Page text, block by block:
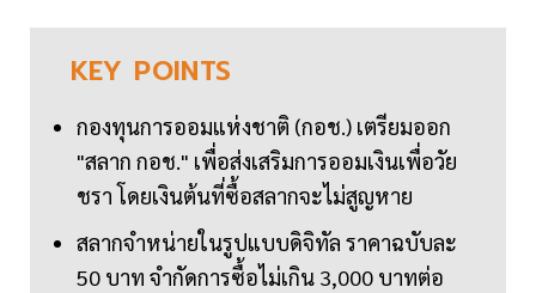
KEY POINTS
กองทุนการออมแห่งชาติ (กอช.) เตรียมออก
"สลาก กอช." เพื่อส่งเสริมการออมเงินเพื่อวัย
ชรา โดยเงินต้นที่ซื้อสลากจะไม่สูญหาย
สลากจำหน่ายในรูปแบบดิจิทัล ราคาฉบับละ
50 บาท จำกัดการซื้อไม่เกิน 3,000 บาทต่อ